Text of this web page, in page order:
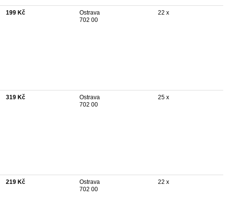
199 Kč
Ostrava
702 00
22 x
319 Kč
Ostrava
702 00
25 x
219 Kč
Ostrava
702 00
22 x